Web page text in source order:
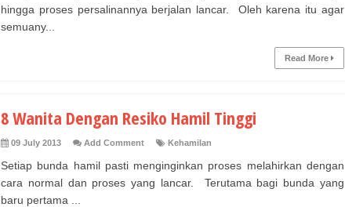
hingga proses persalinannya berjalan lancar. Oleh karena itu agar
semuany...
Read More
8 Wanita Dengan Resiko Hamil Tinggi
09 July 2013 Add Comment Kehamilan
Setiap bunda hamil pasti menginginkan proses melahirkan dengan
cara normal dan proses yang lancar. Terutama bagi bunda yang
baru pertama ...